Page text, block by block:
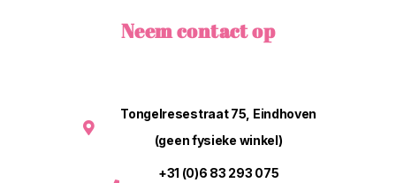
Neem contact op
Tongelresestraat 75, Eindhoven
(geen fysieke winkel)
+31 (0)6 83 293 075